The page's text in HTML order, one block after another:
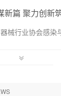
械行业协会感